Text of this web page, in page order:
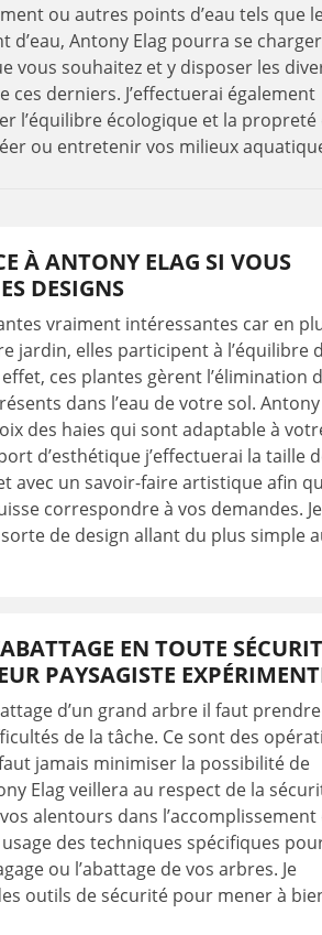
ou autres points d’eau tels que
d’eau, Antony Elag pourra se
vous souhaitez et y disposer les
derniers. J’effectuerai également
l’équilibre écologique et la propreté
ou entretenir vos milieux
À ANTONY ELAG SI VOUS
DESIGNS
vraiment intéressantes car en
jardin, elles participent à l’équilibre
ces plantes gèrent l’élimination
dans l’eau de votre sol. Antony
des haies qui sont adaptable à
d’esthétique j’effectuerai la taille
avec un savoir-faire artistique afin
correspondre à vos demandes. Je
de design allant du plus simple
EN TOUTE
PAYSAGISTE
d’un grand arbre il faut
de la tâche. Ce sont des
jamais minimiser la possibilité de
Elag veillera au respect de la
alentours dans l’accomplissement
des techniques spécifiques
ou l’abattage de vos arbres. Je
outils de sécurité pour mener à